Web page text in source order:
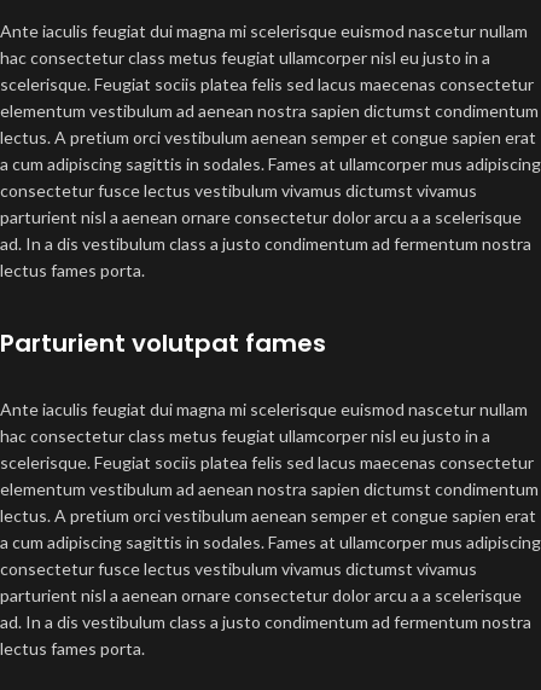
Ante iaculis feugiat dui magna mi scelerisque euismod nascetur nullam
hac consectetur class metus feugiat ullamcorper nisl eu justo in a
scelerisque. Feugiat sociis platea felis sed lacus maecenas consectetur
elementum vestibulum ad aenean nostra sapien dictumst condimentum
lectus. A pretium orci vestibulum aenean semper et congue sapien erat
a cum adipiscing sagittis in sodales. Fames at ullamcorper mus adipiscing
consectetur fusce lectus vestibulum vivamus dictumst vivamus
parturient nisl a aenean ornare consectetur dolor arcu a a scelerisque
ad. In a dis vestibulum class a justo condimentum ad fermentum nostra
lectus fames porta.
Parturient volutpat fames
Ante iaculis feugiat dui magna mi scelerisque euismod nascetur nullam
hac consectetur class metus feugiat ullamcorper nisl eu justo in a
scelerisque. Feugiat sociis platea felis sed lacus maecenas consectetur
elementum vestibulum ad aenean nostra sapien dictumst condimentum
lectus. A pretium orci vestibulum aenean semper et congue sapien erat
a cum adipiscing sagittis in sodales. Fames at ullamcorper mus adipiscing
consectetur fusce lectus vestibulum vivamus dictumst vivamus
parturient nisl a aenean ornare consectetur dolor arcu a a scelerisque
ad. In a dis vestibulum class a justo condimentum ad fermentum nostra
lectus fames porta.